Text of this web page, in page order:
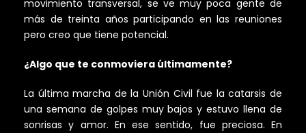
movimiento transversal, se ve muy poca gente de
más de treinta años participando en las reuniones
pero creo que tiene potencial.
¿Algo que te conmoviera últimamente?
La última marcha de la Unión Civil fue la catarsis de
una semana de golpes muy bajos y estuvo llena de
sonrisas y amor. En ese sentido, fue preciosa. En